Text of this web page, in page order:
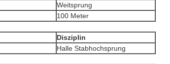
Weitsprung
100 Meter
Disziplin
Halle Stabhochsprung